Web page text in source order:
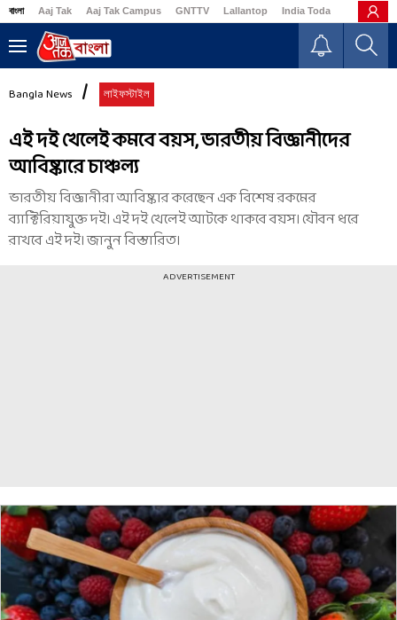
বাংলা Aaj Tak Aaj Tak Campus GNTTV Lallantop India Today Business
Bangla News লাইফস্টাইল
এই দই খেলেই কমবে বয়স, ভারতীয় বিজ্ঞানীদের
আবিষ্কারে চাঞ্চল্য
ভারতীয় বিজ্ঞানীরা আবিষ্কার করেছেন এক বিশেষ রকমের
ব্যাক্টিরিয়াযুক্ত দই। এই দই খেলেই আটকে থাকবে বয়স। যৌবন ধরে
রাখবে এই দই। জানুন বিস্তারিত।
ADVERTISEMENT